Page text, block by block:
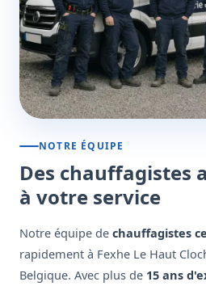
NOTRE ÉQUIPE
Des chauffagistes
à votre service
Notre équipe de chauffagistes
rapidement à Fexhe Le Haut
Belgique. Avec plus de 15 ans